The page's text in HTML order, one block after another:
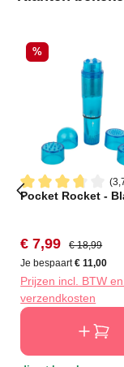
Korting
%
Gemiddelde
Pocket Rocket -
Verkoopprijs:
€ 7,99 Normale prijs:
€ 18,99
Je bespaart€ 11,00
Prijzen incl. BTW
verzendkosten